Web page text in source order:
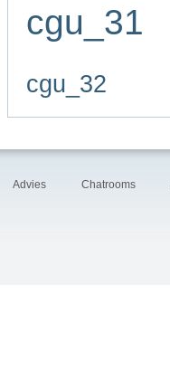
cgu_31
cgu_32
Advies Chatrooms